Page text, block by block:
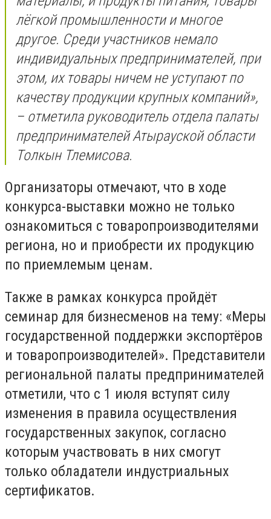
лёгкой промышленности и многое
другое. Среди участников немало
индивидуальных предпринимателей, при
этом, их товары ничем не уступают по
качеству продукции крупных компаний»,
– отметила руководитель отдела палаты
предпринимателей Атырауской области
Толкын Тлемисова.
Организаторы отмечают, что в ходе
конкурса-выставки можно не только
ознакомиться с товаропроизводителями
региона, но и приобрести их продукцию
по приемлемым ценам.
Также в рамках конкурса пройдёт
семинар для бизнесменов на тему: «Меры
государственной поддержки экспортёров
и товаропроизводителей». Представители
региональной палаты предпринимателей
отметили, что с 1 июля вступят силу
изменения в правила осуществления
государственных закупок, согласно
которым участвовать в них смогут
только обладатели индустриальных
сертификатов.